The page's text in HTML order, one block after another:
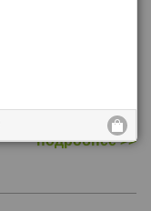
подсветкой
Cекундная
в
подробнее >>